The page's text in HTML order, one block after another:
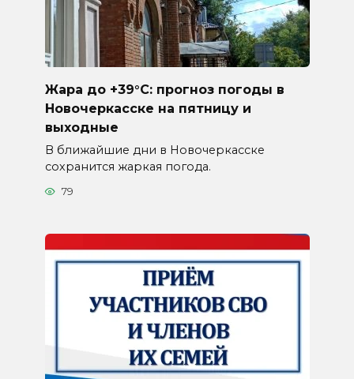
Жара до +39°C: прогноз погоды в
Новочеркасске на пятницу и
выходные
В ближайшие дни в Новочеркасске
сохранится жаркая погода.
79